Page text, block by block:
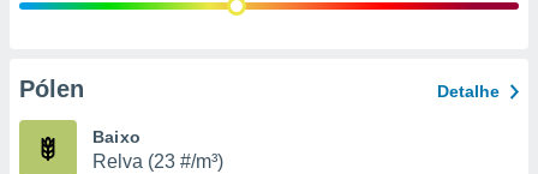
Pólen Detalhe
Baixo
Relva (23 #/m³)